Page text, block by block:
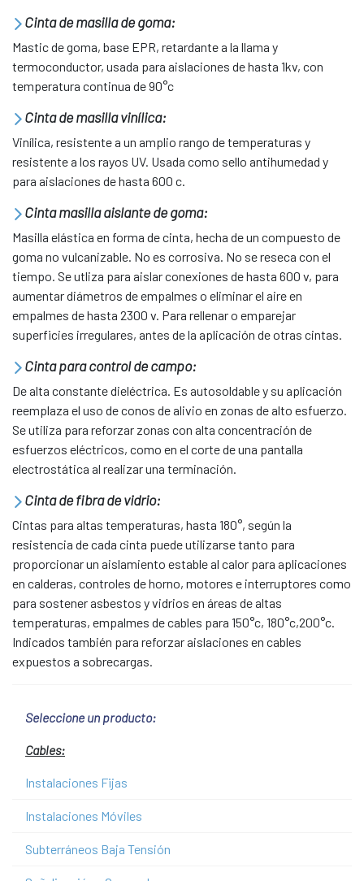
Cinta de masilla de goma:
Mastic de goma, base EPR, retardante a la llama y
termoconductor, usada para aislaciones de hasta 1kv, con
temperatura continua de 90°c
Cinta de masilla vinílica:
Vinílica, resistente a un amplio rango de temperaturas y
resistente a los rayos UV. Usada como sello antihumedad y
para aislaciones de hasta 600 c.
Cinta masilla aislante de goma:
Masilla elástica en forma de cinta, hecha de un compuesto de
goma no vulcanizable. No es corrosiva. No se reseca con el
tiempo. Se utliza para aislar conexiones de hasta 600 v, para
aumentar diámetros de empalmes o eliminar el aire en
empalmes de hasta 2300 v. Para rellenar o emparejar
superficies irregulares, antes de la aplicación de otras cintas.
Cinta para control de campo:
De alta constante dieléctrica. Es autosoldable y su aplicación
reemplaza el uso de conos de alivio en zonas de alto esfuerzo.
Se utiliza para reforzar zonas con alta concentración de
esfuerzos eléctricos, como en el corte de una pantalla
electrostática al realizar una terminación.
Cinta de fibra de vidrio:
Cintas para altas temperaturas, hasta 180°, según la
resistencia de cada cinta puede utilizarse tanto para
proporcionar un aislamiento estable al calor para aplicaciones
en calderas, controles de horno, motores e interruptores como
para sostener asbestos y vidrios en áreas de altas
temperaturas, empalmes de cables para 150°c, 180°c,200°c.
Indicados también para reforzar aislaciones en cables
expuestos a sobrecargas.
Seleccione un producto:
Cables:
Instalaciones Fijas
Instalaciones Móviles
Subterráneos Baja Tensión